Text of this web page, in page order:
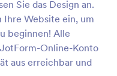
Sie das Design an.
Ihre Website ein, um
beginnen! Alle
Online-Konto
aus erreichbar und